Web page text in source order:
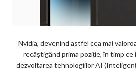
Nvidia, devenind astfel cea mai
recâștigând prima poziție, în timp
dezvoltarea tehnologiilor AI